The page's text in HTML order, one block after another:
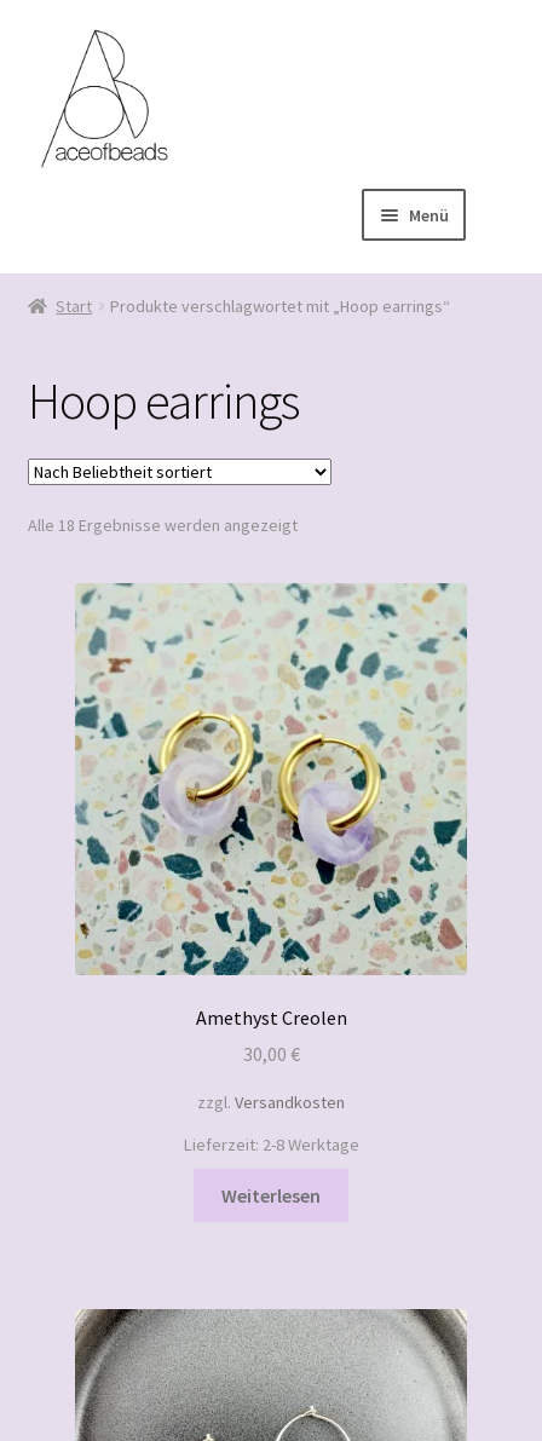
Navigation
springen
springen
Menü
Kollektionen
öffnen
Willkommen bei Aceofbeads!
Mein Konto
AGBs
Impressum
Start Produkte verschlagwortet mit „Hoop earrings“
Hoop earrings
Alle 18 Ergebnisse werden angezeigtNach
Amethyst Creolen
30,00 €
zzgl. Versandkosten
Lieferzeit: 2-8 Werktage
Weiterlesen